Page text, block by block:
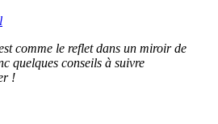
comme le reflet dans un miroir de
quelques conseils à suivre
!